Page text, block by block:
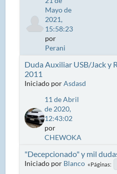
Mayo de
2021,
15:58:23
por
Perani
Duda Auxiliar USB/Jack y
2011
Iniciado porAsdasd
11 de Abril
de 2020,
12:43:02
por
CHEWOKA
"Decepcionado" y mil
Iniciado por Blanco Páginas